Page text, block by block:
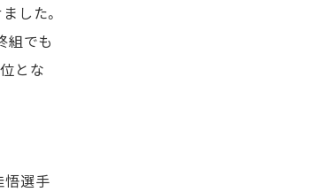
した。
組でも
とな
悟選手